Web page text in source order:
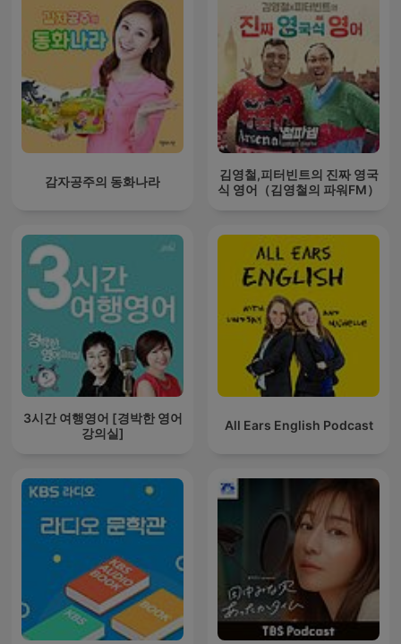
감자공주의 동화나라
김영철,피터빈트의 진짜 영국
식 영어（김영철의 파워FM）
3시간 여행영어 [경박한 영어
강의실]
All Ears English Podcast